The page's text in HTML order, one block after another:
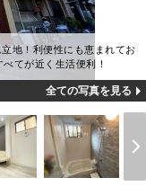
地！利便性にも恵まれてお
てが近く生活便利！
全ての写真を見る